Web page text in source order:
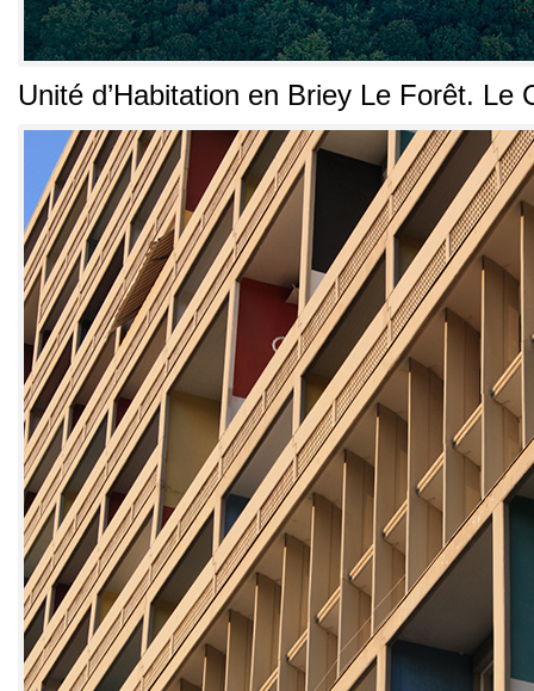
Unité d’Habitation en Briey Le Forêt. Le